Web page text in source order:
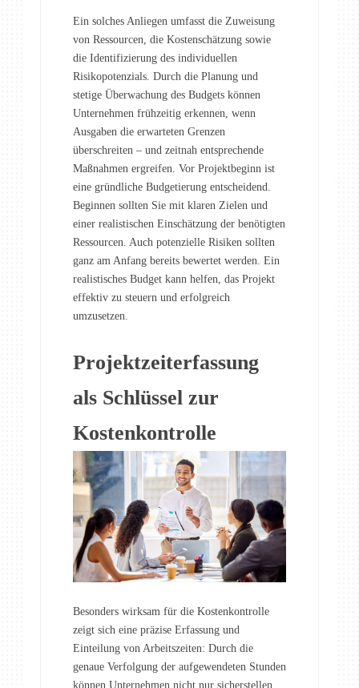
Ein solches Anliegen umfasst die Zuweisung
von Ressourcen, die Kostenschätzung sowie
die Identifizierung des individuellen
Risikopotenzials. Durch die Planung und
stetige Überwachung des Budgets können
Unternehmen frühzeitig erkennen, wenn
Ausgaben die erwarteten Grenzen
überschreiten – und zeitnah entsprechende
Maßnahmen ergreifen. Vor Projektbeginn ist
eine gründliche Budgetierung entscheidend.
Beginnen sollten Sie mit klaren Zielen und
einer realistischen Einschätzung der benötigten
Ressourcen. Auch potenzielle Risiken sollten
ganz am Anfang bereits bewertet werden. Ein
realistisches Budget kann helfen, das Projekt
effektiv zu steuern und erfolgreich
umzusetzen.
Projektzeiterfassung
als Schlüssel zur
Kostenkontrolle
Besonders wirksam für die Kostenkontrolle
zeigt sich eine präzise Erfassung und
Einteilung von Arbeitszeiten: Durch die
genaue Verfolgung der aufgewendeten Stunden
können Unternehmen nicht nur sicherstellen,